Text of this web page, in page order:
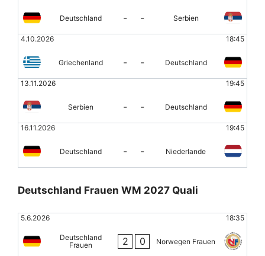
Deutschland - - Serbien
4.10.2026 18:45
Griechenland - - Deutschland
13.11.2026 19:45
Serbien - - Deutschland
16.11.2026 19:45
Deutschland - - Niederlande
Deutschland Frauen WM 2027 Quali
5.6.2026 18:35
Deutschland
Frauen
2 0 Norwegen Frauen